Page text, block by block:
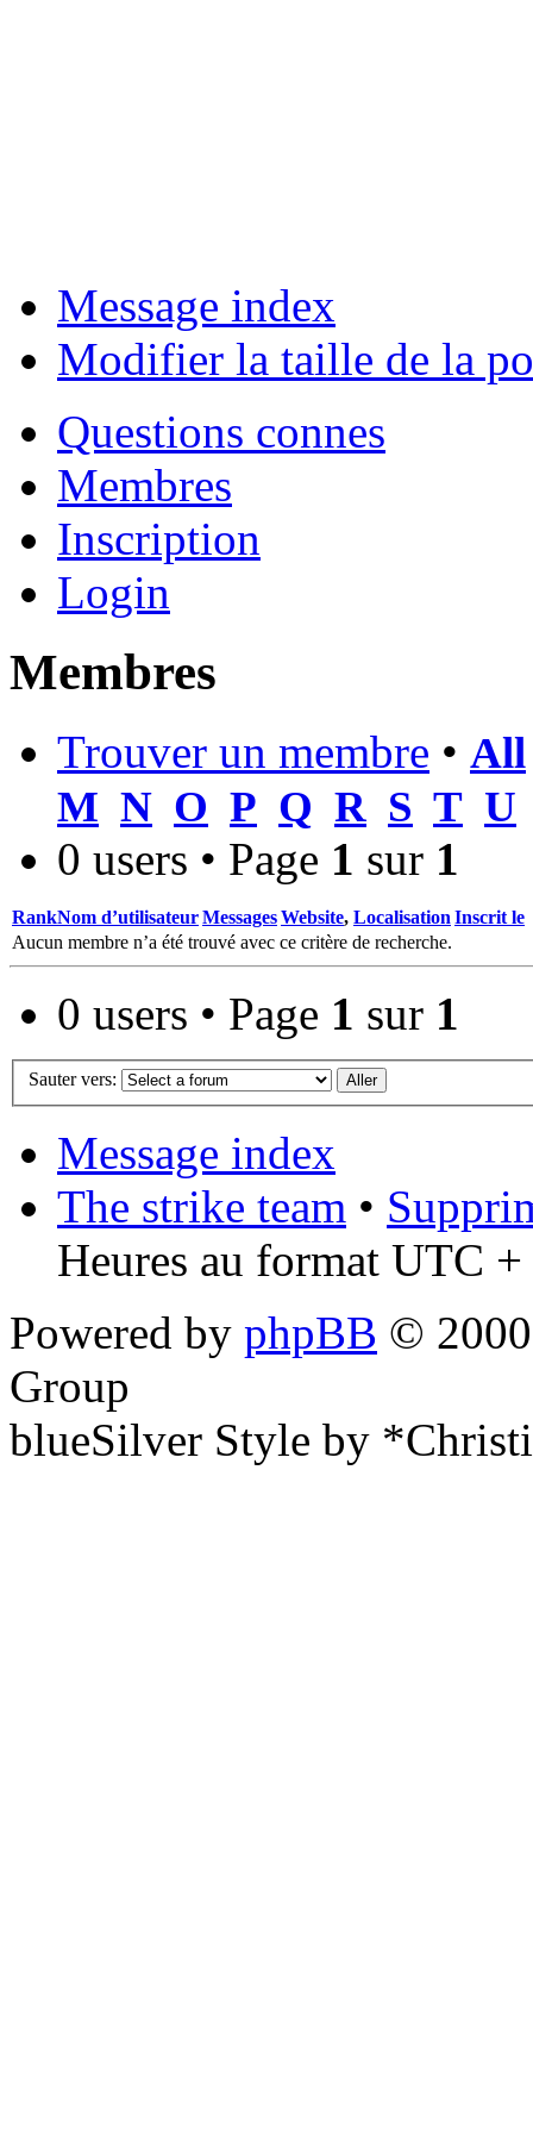
Message index
Modifier la taille de la
Questions connes
Membres
Inscription
Login
Membres
Trouver un membre • All
M N O P Q R S T U
0 users • Page 1 sur 1
RankNom d’utilisateurMessagesWebsite, Localisation Inscrit le
Aucun membre n’a été trouvé avec ce critère de recherche.
0 users • Page 1 sur 1
Sauter vers:
Message index
The strike team •
Heures au format UTC
Powered by phpBB ©
Group
blueSilver Style by